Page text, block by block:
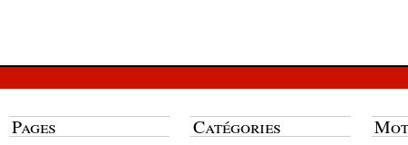
Pages Catégories